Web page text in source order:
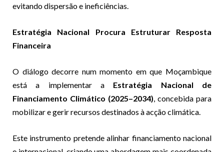
evitando dispersão e ineficiências.
Estratégia Nacional Procura Estruturar Resposta
Financeira
O diálogo decorre num momento em que Moçambique
está a implementar a Estratégia Nacional de
Financiamento Climático (2025–2034) , concebida para
mobilizar e gerir recursos destinados à acção climática.
Este instrumento pretende alinhar financiamento nacional